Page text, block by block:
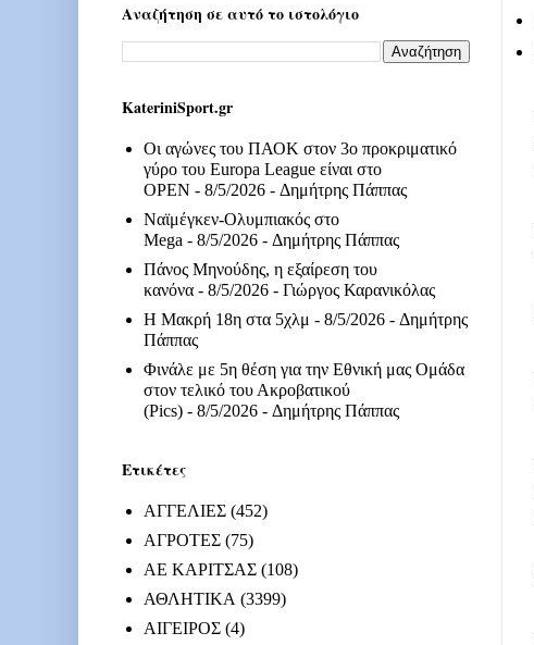
Αναζήτηση σε αυτό το ιστολόγιο
KateriniSport.gr
Οι αγώνες του ΠΑΟΚ στον 3ο προκριματικό
γύρο του Europa League είναι στο
OPEN - 8/5/2026 - Δημήτρης Πάππας
Ναϊμέγκεν-Ολυμπιακός στο
Mega - 8/5/2026 - Δημήτρης Πάππας
Πάνος Μηνούδης, η εξαίρεση του
κανόνα - 8/5/2026 - Γιώργος Καρανικόλας
Η Μακρή 18η στα 5χλμ - 8/5/2026 - Δημήτρης
Πάππας
Φινάλε με 5η θέση για την Εθνική μας Ομάδα
στον τελικό του Ακροβατικού
(Pics) - 8/5/2026 - Δημήτρης Πάππας
Ετικέτες
ΑΓΓΕΛΙΕΣ (452)
ΑΓΡΟΤΕΣ (75)
ΑΕ ΚΑΡΙΤΣΑΣ (108)
ΑΘΛΗΤΙΚΑ (3399)
ΑΙΓΕΙΡΟΣ (4)